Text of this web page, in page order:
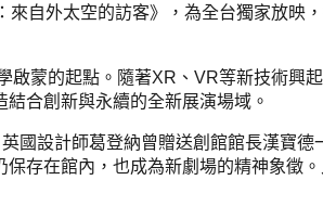
自外太空的訪客》，為全台獨家放映
啟蒙的起點。隨著XR、VR等新技術興
合創新與永續的全新展演場域。
國設計師葛登納曾贈送創館館長漢寶德
存在館內，也成為新劇場的精神象徵